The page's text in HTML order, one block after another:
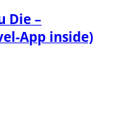
Die –
App inside)